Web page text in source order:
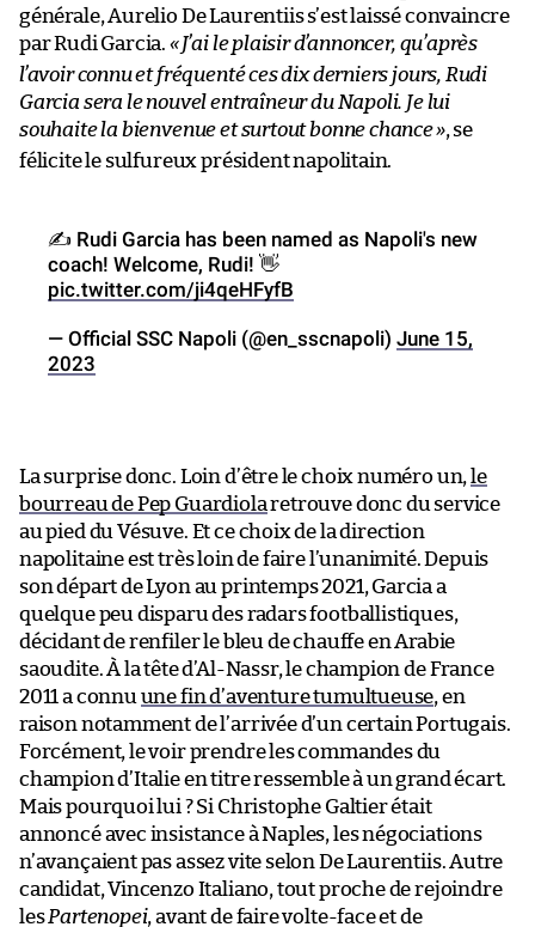
générale, Aurelio De Laurentiis s’est laissé convaincre
par Rudi Garcia. «J’ai le plaisir d’annoncer, qu’après
l’avoir connu et fréquenté ces dix derniers jours, Rudi
Garcia sera le nouvel entraîneur du Napoli. Je lui
souhaite la bienvenue et surtout bonne chance», se
félicite le sulfureux président napolitain.
✍️ Rudi Garcia has been named as Napoli's new
coach! Welcome, Rudi! 👋
pic.twitter.com/ji4qeHFyfB
— Official SSC Napoli (@en_sscnapoli) June 15,
2023
La surprise donc. Loin d’être le choix numéro un, le
bourreau de Pep Guardiolaretrouve donc du service
au pied du Vésuve. Et ce choix de la direction
napolitaine est très loin de faire l’unanimité. Depuis
son départ de Lyon au printemps 2021, Garcia a
quelque peu disparu des radars footballistiques,
décidant de renfiler le bleu de chauffe en Arabie
saoudite. À la tête d’Al-Nassr, le champion de France
2011 a connu une fin d’aventure tumultueuse, en
raison notamment de l’arrivée d’un certain Portugais.
Forcément, le voir prendre les commandes du
champion d’Italie en titre ressemble à un grand écart.
Mais pourquoi lui ? Si Christophe Galtier était
annoncé avec insistance à Naples, les négociations
n’avançaient pas assez vite selon De Laurentiis. Autre
candidat, Vincenzo Italiano, tout proche de rejoindre
lesPartenopei, avant de faire volte-face et de